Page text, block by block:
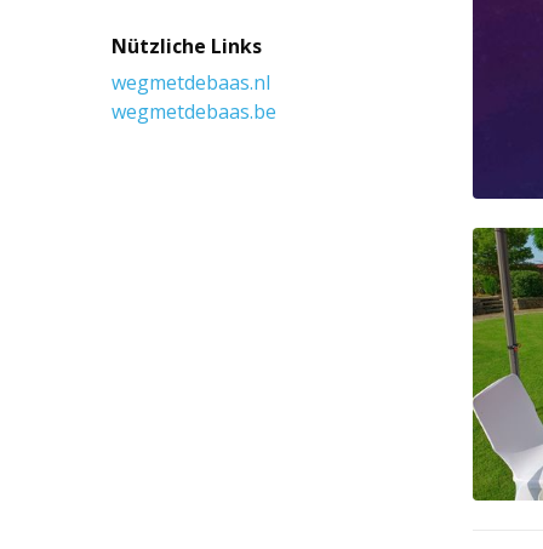
Nützliche Links
wegmetdebaas.nl
wegmetdebaas.be